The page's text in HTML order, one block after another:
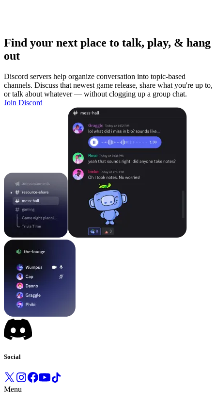
Find your next place to talk, play, & hang
out
Discord servers help organize conversation into topic-based
channels. Discuss that newest game release, share what you're up to,
or talk about whatever — without clogging up a group chat.
Join Discord
Social
Menu